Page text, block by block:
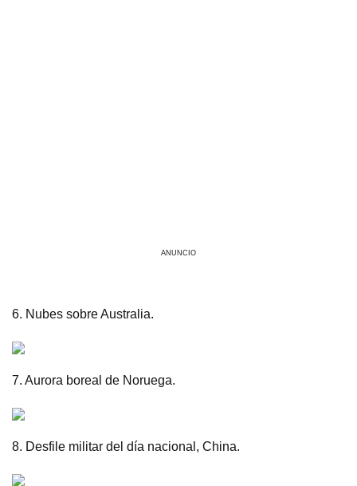
ANUNCIO
6. Nubes sobre Australia.
7. Aurora boreal de Noruega.
8. Desfile militar del día nacional, China.